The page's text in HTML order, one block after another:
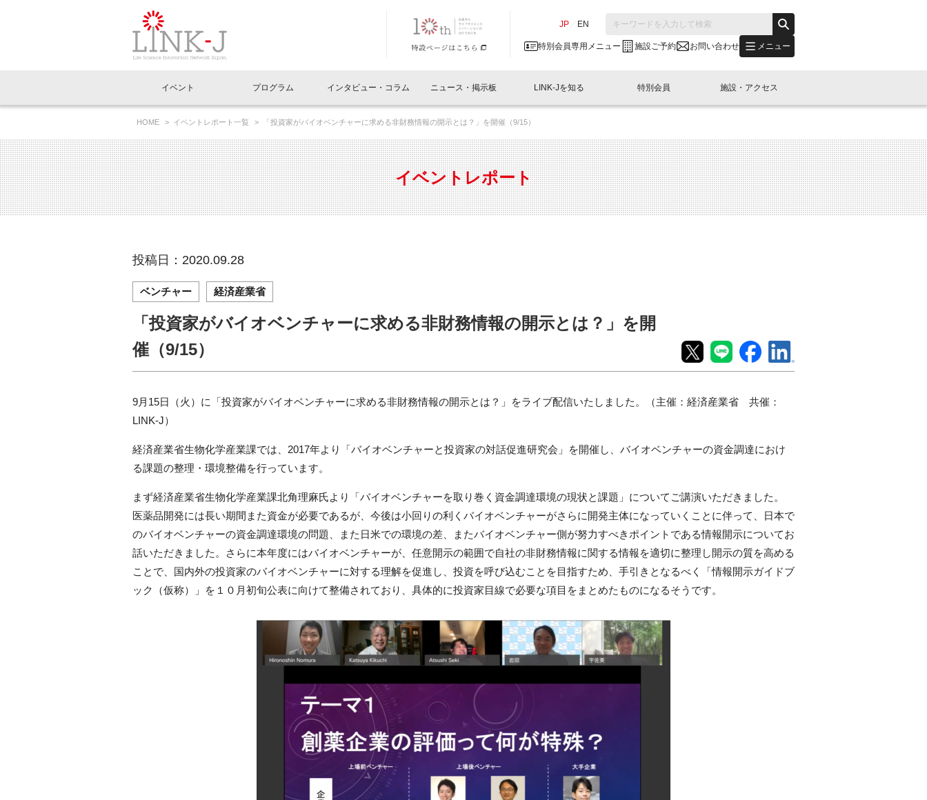
JP EN
特別会員専用メニュー 施設ご予約 お問い合わせ メニュー
イベントお知らせメール登録
閉じる
イベント
イベント一覧
LINK-J主催・共催 特別会員開催
LINK-J協賛・協力 出展・参加
イベントレポート一覧
LINK-J主催・共催 特別会員開催
LINK-J協賛・協力 出展・参加
プログラム
Out of Box相談室 What's "UNIKORN"？ What's "LINK-BioBAY TOKYO"？
インタビュー・コラム
インタビュー・コラム一覧
スペシャルインタビュー ベンチャーインタビュー 会報誌 (News Letter)
連載コラム サポーターコラム 日本橋コラム
ニュース・掲示板
ニュース一覧
トピック プレスリリース
メディア情報 海外関連
協賛・協力
人と情報の交流掲示板一覧
会員プレスリリース ニュース・事業紹介
募集 イベント
LINK-Jを知る
理事長挨拶 Why in Nihonbashi What’s LINK-J WEST
国内外連携 サポーター紹介 事業内容
組織概要 パンフレット GTB日本橋エリアについて
特別会員
特別会員一覧 特別会員について 入会申し込み
専用メニューはこちら
施設・アクセス
ラウンジ・会議室 オフィス・ラボ 施設ご予約
アクセス
HOME イベントレポート一覧 「投資家がバイオベンチャーに求める非財務情報の開示とは？」を開催（9/15）
イベントレポート
投稿日：2020.09.28
ベンチャー 経済産業省
「投資家がバイオベンチャーに求める非財務情報の開示とは？」を開
催（9/15）
9月 15日（火）に「投資家がバイオベンチャーに求める非財務情報の開示とは？」をライブ配信いたしました。（主催：経済産業省 共催：
LINK-J）
経済産業省生物化学産業課では、 2017年より「バイオベンチャーと投資家の対話促進研究会」を開催し、バイオベンチャーの資金調達におけ
る課題の整理・環境整備を行っています。
まず経済産業省生物化学産業課北角理麻氏より「バイオベンチャーを取り巻く資金調達環境の現状と課題」についてご講演いただきました。
医薬品開発には長い期間また資金が必要であるが、今後は小回りの利くバイオベンチャーがさらに開発主体になっていくことに伴って、日本で
のバイオベンチャーの資金調達環境の問題、また日米での環境の差、またバイオベンチャー側が努力すべきポイントである情報開示についてお
話いただきました。さらに本年度にはバイオベンチャーが、任意開示の範囲で自社の非財務情報に関する情報を適切に整理し開示の質を高める
ことで、国内外の投資家のバイオベンチャーに対する理解を促進し、投資を呼び込むことを目指すため、手引きとなるべく「情報開示ガイドブ
ック（仮称）」を１０月初旬公表に向けて整備されており、具体的に投資家目線で必要な項目をまとめたものになるそうです。